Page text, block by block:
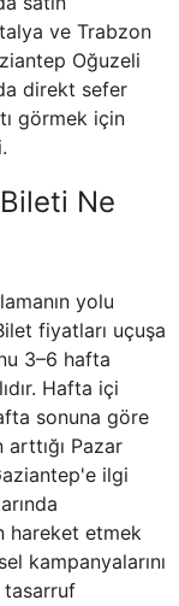
ve Trabzon
Oğuzeli
direkt sefer
görmek için
Ne
yolu
fiyatları uçuşa
3–6 hafta
Hafta içi
sonuna göre
Pazar
ilgi
hareket etmek
kampanyalarını
tasarruf